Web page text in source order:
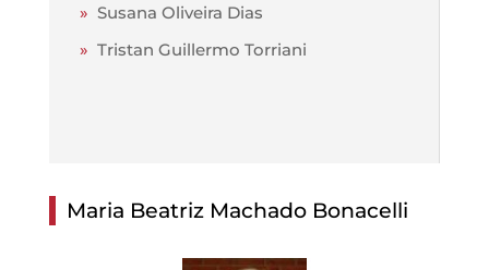
» Susana Oliveira Dias
» Tristan Guillermo Torriani
Maria Beatriz Machado Bonacelli